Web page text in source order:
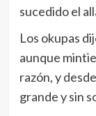
sucedido el
Los okupas
aunque
razón, y
grande y sin